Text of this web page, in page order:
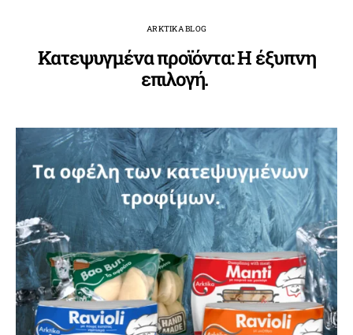
ARKTIKA BLOG
Κατεψυγμένα προϊόντα: Η έξυπνη
επιλογή.